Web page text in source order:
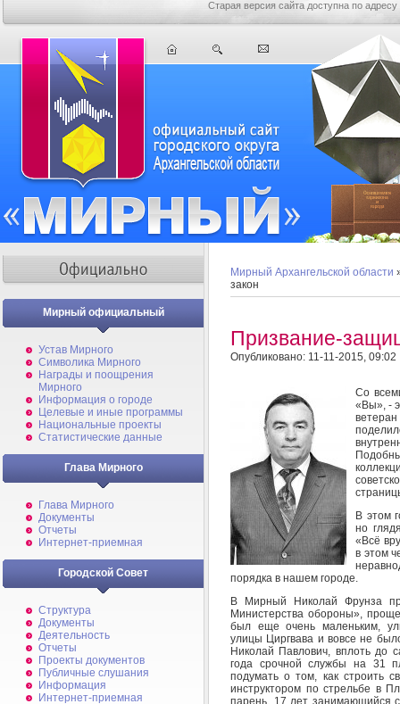
Старая версия сайта доступна по адресу
Мирный официальный
Устав Мирного
Символика Мирного
Награды и поощрения
Мирного
Информация о городе
Целевые и иные программы
Национальные проекты
Статистические данные
Глава Мирного
Глава Мирного
Документы
Отчеты
Интернет-приемная
Городской Совет
Структура
Документы
Деятельность
Отчеты
Проекты документов
Публичные слушания
Информация
Интернет-приемная
Мирный Архангельской области
закон
Призвание-
Опубликовано: 11-11-2015, 09:02
Со
«Вы», -
В этом
но
«Всё
в этом
порядка в нашем городе.
В Мирный Николай Фрунза
Министерства обороны»,
был еще очень маленьким,
улицы Циргвава и вовсе не
Николай Павлович, вплоть до
года срочной службы на 31
подумать о том, как строить
инструктором по стрельбе в
парень, 17 лет занимающийся